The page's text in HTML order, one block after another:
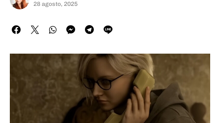
28 agosto, 2025